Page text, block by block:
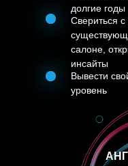
долгие годы
Свериться
салоне,
инсайты
Вывести
уровень